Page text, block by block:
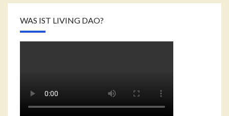
WAS IST LIVING DAO?